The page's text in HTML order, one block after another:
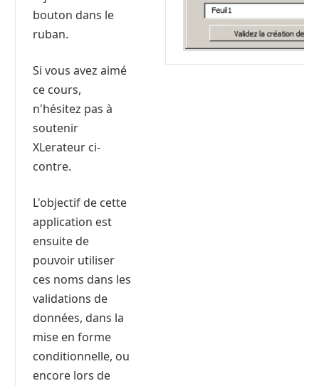
bouton dans le
ruban.
Si vous avez aimé
ce cours,
n'hésitez pas à
soutenir
XLerateur ci-
contre.
L'objectif de cette
application est
ensuite de
pouvoir utiliser
ces noms dans les
validations de
données, dans la
mise en forme
conditionnelle, ou
encore lors de